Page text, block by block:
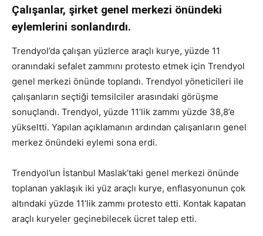
Çalışanlar, şirket genel merkezi önündeki
eylemlerini sonlandırdı.
Trendyol’da çalışan yüzlerce araçlı kurye, yüzde 11
oranındaki sefalet zammını protesto etmek için Trendyol
genel merkezi önünde toplandı. Trendyol yöneticileri ile
çalışanların seçtiği temsilciler arasındaki görüşme
sonuçlandı. Trendyol, yüzde 11’lik zammı yüzde 38,8’e
yükseltti. Yapılan açıklamanın ardından çalışanların genel
merkez önündeki eylemi sona erdi.
Trendyol’un İstanbul Maslak’taki genel merkezi önünde
toplanan yaklaşık iki yüz araçlı kurye, enflasyonunun çok
altındaki yüzde 11’lik zammı protesto etti. Kontak kapatan
araçlı kuryeler geçinebilecek ücret talep etti.